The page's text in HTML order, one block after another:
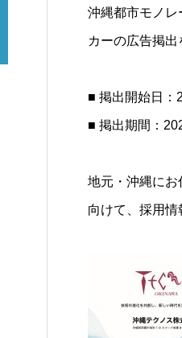
沖縄都市モノレ
カーの広告掲出
■ 掲出開始日：
■ 掲出期間：
地元・沖縄にお
向けて、採用情